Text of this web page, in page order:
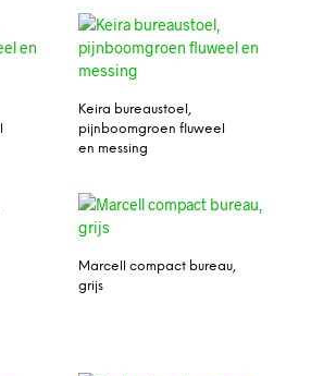
Keira bureaustoel,
pijnboomgroen fluweel
en messing
Marcell compact bureau,
grijs